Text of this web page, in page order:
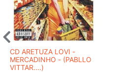
CD ARETUZA LOVI -
MERCADINHO - (PABLLO
VITTAR....)